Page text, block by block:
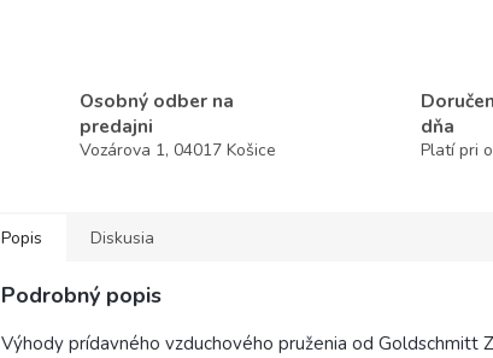
Osobný odber na
predajni
Vozárova 1, 04017 Košice
dňa
Platí pri
Popis Diskusia
Podrobný popis
Výhody prídavného vzduchového pruženia od Goldschmitt